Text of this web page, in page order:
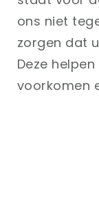
ons niet
zorgen dat
Deze
voorkomen